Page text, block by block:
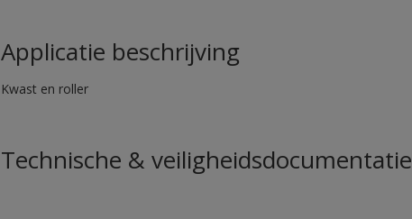
Applicatie beschrijving
Kwast en roller
Technische & veiligheidsdocumentatie